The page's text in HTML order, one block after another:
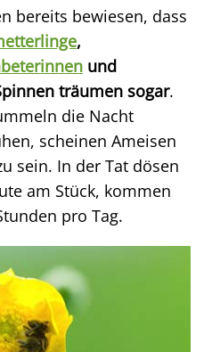
bereits bewiesen, dass
,
und
träumen sogar.
die Nacht
scheinen Ameisen
sein. In der Tat dösen
am Stück, kommen
pro Tag.